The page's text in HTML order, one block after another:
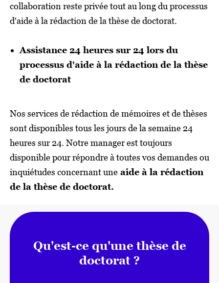
collaboration reste privée tout au long du processus
d'aide à la rédaction de la thèse de doctorat.
Assistance 24 heures sur 24 lors du
processus d'aide à la rédaction de la thèse
de doctorat
Nos services de rédaction de mémoires et de thèses
sont disponibles tous les jours de la semaine 24
heures sur 24. Notre manager est toujours
disponible pour répondre à toutes vos demandes ou
inquiétudes concernant une aide à la rédaction
de la thèse de doctorat.
Qu'est-ce qu'une thèse de
doctorat ?